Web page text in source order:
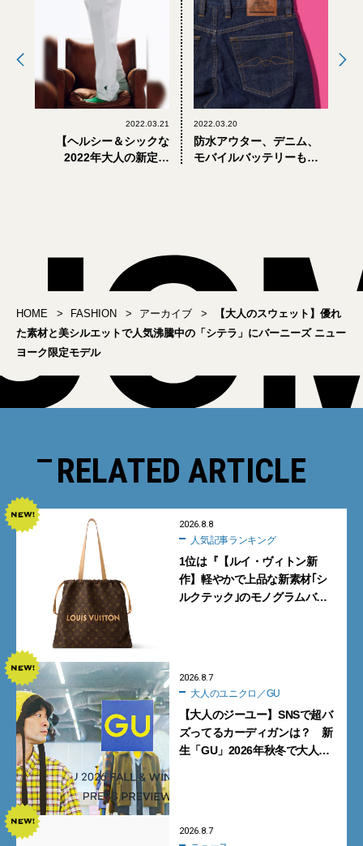
2022.03.21
【ヘルシー＆シックな
2022年大人の新定番
2022.03.20
防水アウター、デニム、
モバイルバッテリーも。
HOME FASHION アーカイブ
【大人のスウェット】優れ
た素材と美シルエットで人気沸騰中の「シテラ」にバーニーズ ニュー
ヨーク限定モデル
RELATED ARTICLE
2026.8.8
人気記事ランキング
1位は『【ルイ・ヴィトン新
作】軽やかで上品な新素材｢シ
ルクテック｣のモノグラムバッ
2026.8.7
大人のユニクロ／GU
【大人のジーユー】SNSで超バ
ズってるカーディガンは？ 新
生「GU」2026年秋冬で大人メ
2026.8.7